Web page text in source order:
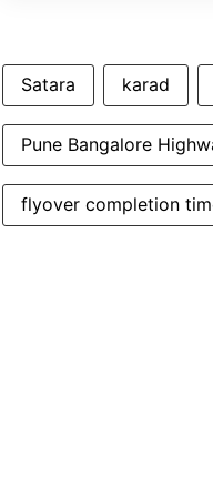
Satara karad
Pune Bangalore
flyover completion